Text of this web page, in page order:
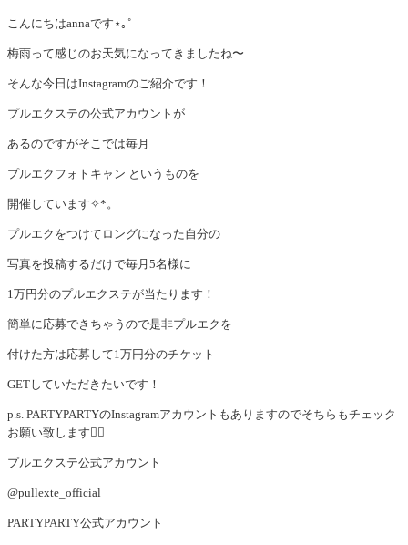
こんにちはannaです⋆｡˚
梅雨って感じのお天気になってきましたね〜
そんな今日はInstagramのご紹介です！
プルエクステの公式アカウントが
あるのですがそこでは毎月
プルエクフォトキャン というものを
開催しています✧︎*。
プルエクをつけてロングになった自分の
写真を投稿するだけで毎月5名様に
1万円分のプルエクステが当たります！
簡単に応募できちゃうので是非プルエクを
付けた方は応募して1万円分のチケット
GETしていただきたいです！
p.s. PARTYPARTYのInstagramアカウントもありますのでそちらもチェック
お願い致します🙇‍♀️
プルエクステ公式アカウント
@pullexte_official
PARTYPARTY公式アカウント